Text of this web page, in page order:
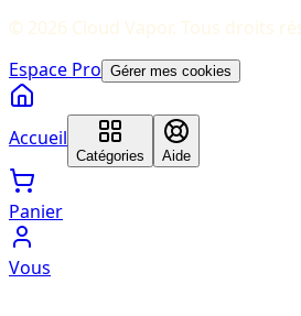
© 2026 Cloud Vapor. Tous droits
Espace Pro Gérer mes cookies
Accueil
Catégories Aide
Panier
Vous